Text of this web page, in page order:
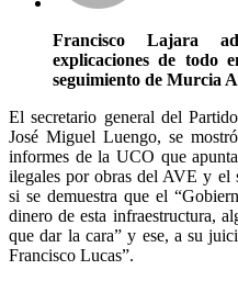
Francisco Lajara
explicaciones de todo
seguimiento de Murcia
El secretario general del
José Miguel Luengo, se
informes de la UCO que
ilegales por obras del AVE y el
si se demuestra que el
dinero de esta infraestructura,
que dar la cara” y ese, a su
Francisco Lucas”.